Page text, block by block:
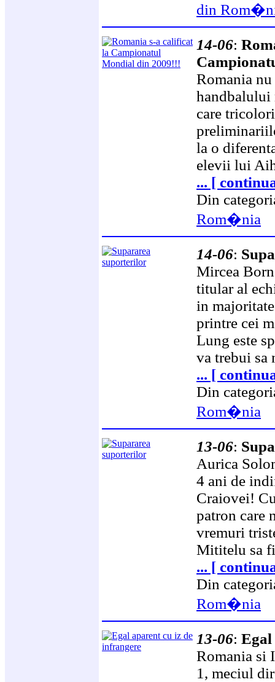
din
14-06:
Romania
handbalului
care
la o
elevii lui
... [
Din
Rom�nia
14-06:
Mircea
titular al
in
printre cei
Lung este
va trebui sa
... [
Din
Rom�nia
13-06:
Aurica
4 ani de
Craiovei!
patron care
vremuri
Mititelu sa
... [
Din
Rom�nia
13-06: Egal
Romania si
1, meciul